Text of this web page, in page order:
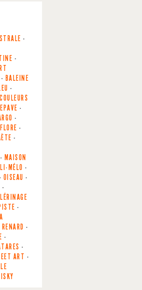
-
-
- BALEINE
-
COULEURS
EPAVE -
-
FLORE -
-
- MAISON
MÉLO -
- OISEAU -
-
-
RENARD -
-
-
ART -